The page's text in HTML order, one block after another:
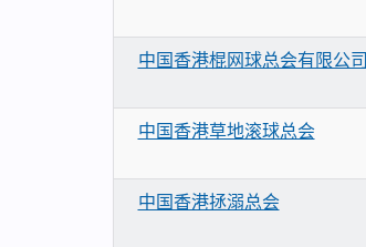
中国香港棍网球总会有限公司
中国香港草地滚球总会
中国香港拯溺总会